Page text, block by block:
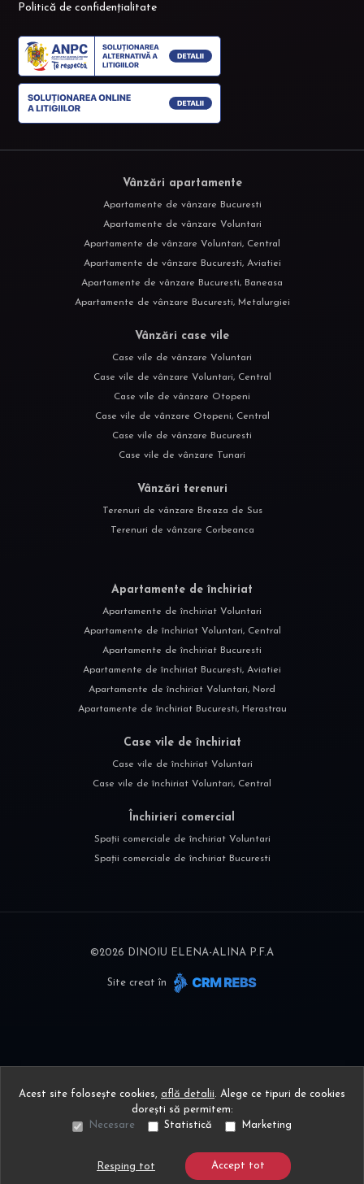
Sună acum Solicită vizionare
Politică de confidențialitate
Vânzări apartamente
Apartamente de vânzare Bucuresti
Apartamente de vânzare Voluntari
Apartamente de vânzare Voluntari, Central
Apartamente de vânzare Bucuresti, Aviatiei
Apartamente de vânzare Bucuresti, Baneasa
Apartamente de vânzare Bucuresti, Metalurgiei
Vânzări case vile
Case vile de vânzare Voluntari
Case vile de vânzare Voluntari, Central
Case vile de vânzare Otopeni
Case vile de vânzare Otopeni, Central
Case vile de vânzare Bucuresti
Case vile de vânzare Tunari
Vânzări terenuri
Terenuri de vânzare Breaza de Sus
Terenuri de vânzare Corbeanca
Apartamente de închiriat
Apartamente de închiriat Voluntari
Apartamente de închiriat Voluntari, Central
Apartamente de închiriat Bucuresti
Apartamente de închiriat Bucuresti, Aviatiei
Apartamente de închiriat Voluntari, Nord
Apartamente de închiriat Bucuresti, Herastrau
Case vile de închiriat
Case vile de închiriat Voluntari
Case vile de închiriat Voluntari, Central
Închirieri comercial
Spații comerciale de închiriat Voluntari
Spații comerciale de închiriat Bucuresti
©2026 DINOIU ELENA-ALINA P.F.A
Site creat în
Acest site folosește cookies, află detalii. Alege ce tipuri de cookies
dorești să permitem:
Necesare
Statistică Marketing
Resping tot Accept tot